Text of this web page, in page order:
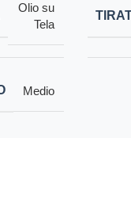
Olio su
Tela
Medio